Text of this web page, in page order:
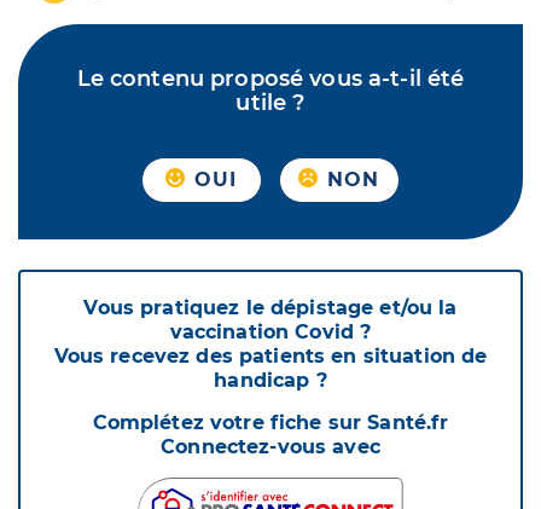
Le contenu proposé vous a-t-il été
utile ?
OUI NON
Vous pratiquez le dépistage et/ou la
vaccination Covid ?
Vous recevez des patients en situation de
handicap ?
Complétez votre fiche sur Santé.fr
Connectez-vous avec